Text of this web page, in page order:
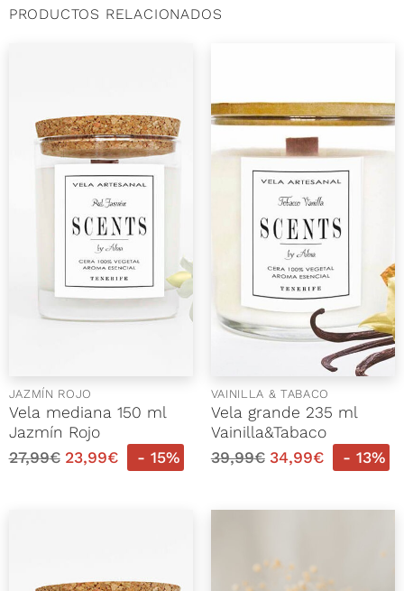
PRODUCTOS RELACIONADOS
JAZMÍN ROJO
Vela mediana 150 ml
Jazmín Rojo
27,99€ 23,99€ - 15%
VAINILLA & TABACO
Vela grande 235 ml
Vainilla&Tabaco
39,99€ 34,99€ - 13%